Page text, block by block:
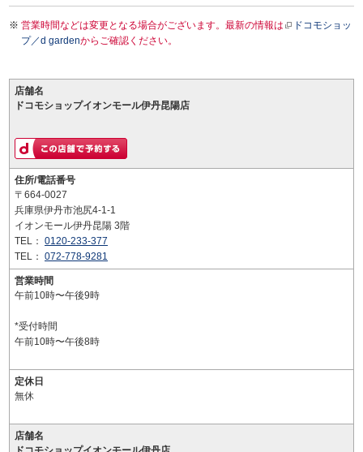
営業時間などは変更となる場合がございます。最新の情報は
ドコモショッ
プ／d gardenからご確認ください。
店舗名
ドコモショップイオンモール伊丹昆陽店
住所/電話番号
〒664-0027
兵庫県伊丹市池尻4-1-1
イオンモール伊丹昆陽 3階
TEL： 0120-233-377
TEL： 072-778-9281
営業時間
午前10時〜午後9時
*受付時間
午前10時〜午後8時
定休日
無休
店舗名